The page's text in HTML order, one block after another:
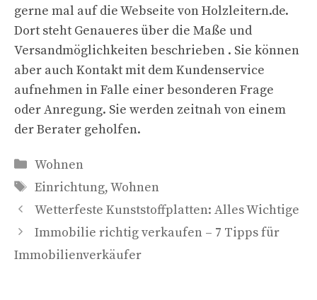
gerne mal auf die Webseite von Holzleitern.de.
Dort steht Genaueres über die Maße und
Versandmöglichkeiten beschrieben . Sie können
aber auch Kontakt mit dem Kundenservice
aufnehmen in Falle einer besonderen Frage
oder Anregung. Sie werden zeitnah von einem
der Berater geholfen.
Kategorien
Wohnen
Schlagwörter
Einrichtung,Wohnen
Wetterfeste Kunststoffplatten: Alles Wichtige
Immobilie richtig verkaufen – 7 Tipps für
Immobilienverkäufer